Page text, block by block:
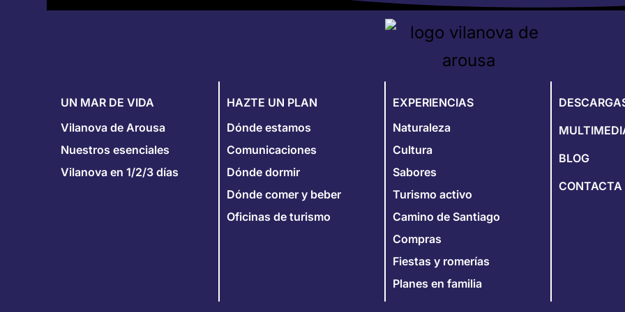
UN MAR DE VIDA
Vilanova de Arousa
Nuestros esenciales
Vilanova en 1/2/3 días
HAZTE UN PLAN
Dónde estamos
Comunicaciones
Dónde dormir
Dónde comer y beber
Oficinas de turismo
EXPERIENCIAS
Naturaleza
Cultura
Sabores
Turismo activo
Camino de Santiago
Compras
Fiestas y romerías
Planes en familia
BLOG
CONTACTA